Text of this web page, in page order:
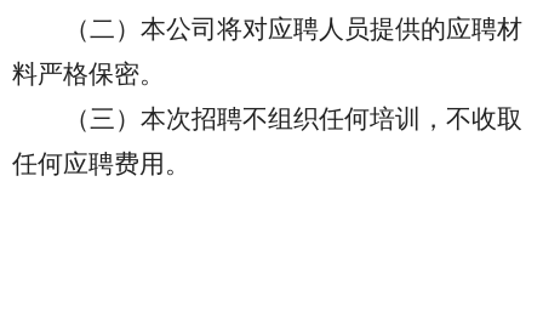
（二）本公司将对应聘人员提供的应聘材
料严格保密。
（三）本次招聘不组织任何培训，不收取
任何应聘费用。